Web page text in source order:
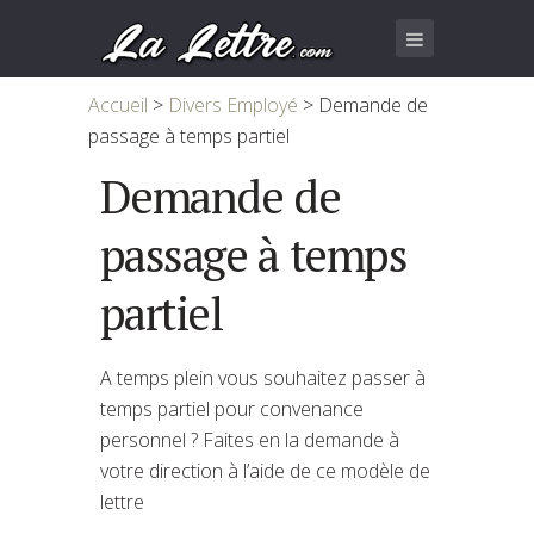
Accueil > Divers Employé > Demande de
passage à temps partiel
Demande de
passage à temps
partiel
A temps plein vous souhaitez passer à
temps partiel pour convenance
personnel ? Faites en la demande à
votre direction à l’aide de ce modèle de
lettre